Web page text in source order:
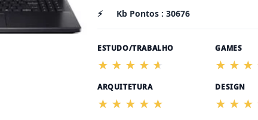
⚡
Kb Pontos : 30676
ESTUDO/TRABALHO GAMES
ARQUITETURA DESIGN